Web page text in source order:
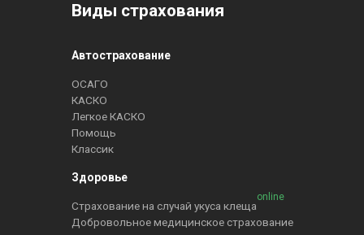
Виды страхования
Автострахование
ОСАГО
КАСКО
Легкое КАСКО
Помощь
Классик
Здоровье
Страхование на случай укуса клеща
online
Добровольное медицинское страхование